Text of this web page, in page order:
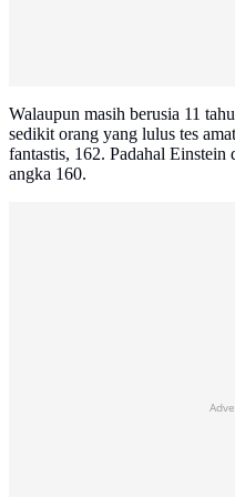
Walaupun masih berusia 11
sedikit orang yang lulus tes
fantastis, 162. Padahal
angka 160.